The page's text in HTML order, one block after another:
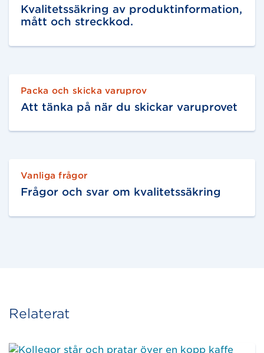
Kvalitetssäkring av produktinformation,
mått och streckkod.
Packa och skicka varuprov
Att tänka på när du skickar varuprovet
Vanliga frågor
Frågor och svar om kvalitetssäkring
Relaterat